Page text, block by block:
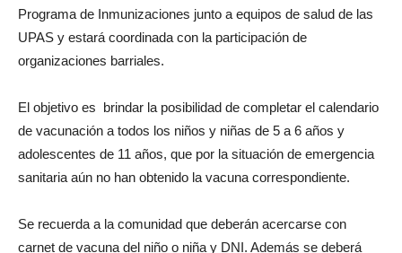
Programa de Inmunizaciones junto a equipos de salud de las
UPAS y estará coordinada con la participación de
organizaciones barriales.
El objetivo es brindar la posibilidad de completar el calendario
de vacunación a todos los niños y niñas de 5 a 6 años y
adolescentes de 11 años, que por la situación de emergencia
sanitaria aún no han obtenido la vacuna correspondiente.
Se recuerda a la comunidad que deberán acercarse con
carnet de vacuna del niño o niña y DNI. Además se deberá